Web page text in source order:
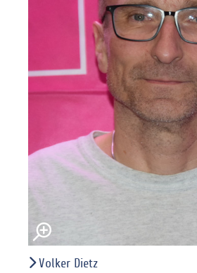
Volker Dietz